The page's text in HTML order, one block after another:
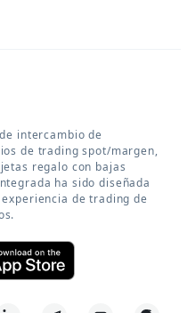
intercambio de
de trading spot/margen,
regalo con bajas
ha sido diseñada
de trading de